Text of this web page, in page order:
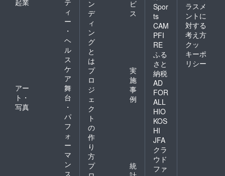
ィ
ー
・
ヘ
ル
ス
ケ
ア
アー
ト・
写真
舞
台
・
パ
フ
ォ
ー
マ
ン
ス
ン
デ
ィ
ン
グ
と
は
ビ
ス
プ
ロ
ジ
ェ
ク
ト
の
作
り
方
実
施
事
例
プ
統
Spor
ts
CAM
PFI
RE
ふる
さと
納税
AD
FOR
ALL
HIO
KOS
HI
JFA
クラ
ウド
ファ
ラスメ
ントに
対する
考え方
クッ
キーポ
リシー